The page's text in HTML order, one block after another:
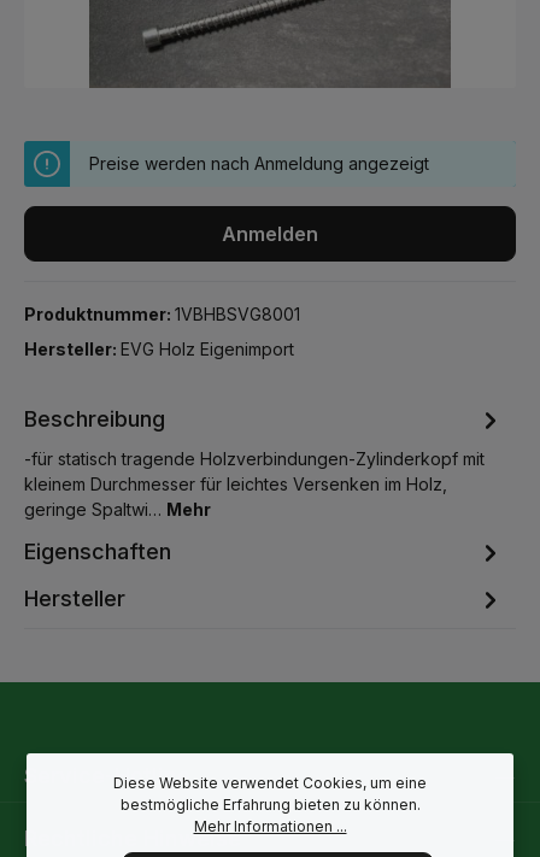
Preise werden nach Anmeldung angezeigt
Anmelden
Produktnummer: 1VBHBSVG8001
Hersteller: EVG Holz Eigenimport
Beschreibung
-für statisch tragende Holzverbindungen-Zylinderkopf mit
kleinem Durchmesser für leichtes Versenken im Holz,
geringe Spaltwi… Mehr
Eigenschaften
Hersteller
Service-Hotline
Rechtliche Hinweise
Diese Website verwendet Cookies, um eine
bestmögliche Erfahrung bieten zu können.
Mehr Informationen ...